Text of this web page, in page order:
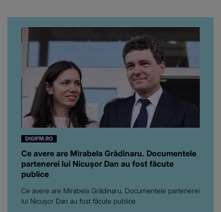
da, frumoasa iubită a lui
Florin Ristei e...
DIGIFM.RO
Ce avere are Mirabela Grădinaru. Documentele
partenerei lui Nicușor Dan au fost făcute
publice
Ce avere are Mirabela Grădinaru. Documentele partenerei
lui Nicușor Dan au fost făcute publice